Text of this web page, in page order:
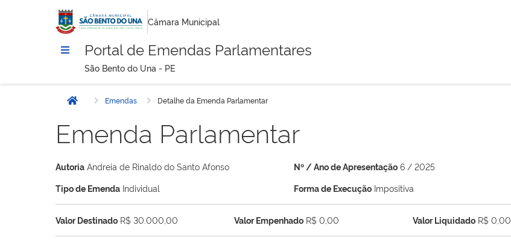
Câmara Municipal
Portal de Emendas Parlamentares
São Bento do Una - PE
Início Emendas Detalhe da Emenda Parlamentar
Emenda Parlamentar
Autoria Andreia de Rinaldo do Santo Afonso Nº / Ano de Apresentação 6 / 2025
Tipo de Emenda Individual Forma de Execução Impositiva
Valor Destinado R$ 30.000,00 Valor Empenhado R$ 0,00 Valor Liquidado R$ 0,00